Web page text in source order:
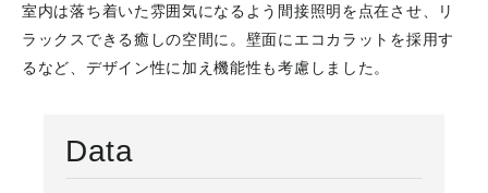
室内は落ち着いた雰囲気になるよう間接照明を点在させ、リ
ラックスできる癒しの空間に。壁面にエコカラットを採用す
るなど、デザイン性に加え機能性も考慮しました。
Data